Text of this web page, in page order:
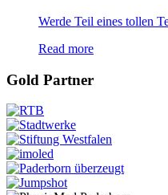
Werde Teil eines tollen
Read more
Gold Partner